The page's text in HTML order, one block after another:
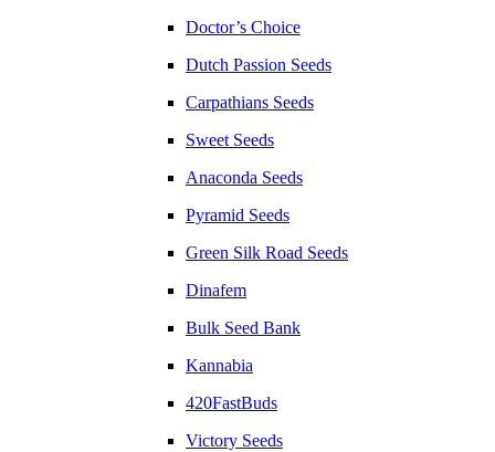
Doctor’s Choice
Dutch Passion Seeds
Carpathians Seeds
Sweet Seeds
Anaconda Seeds
Pyramid Seeds
Green Silk Road Seeds
Dinafem
Bulk Seed Bank
Kannabia
420FastBuds
Victory Seeds